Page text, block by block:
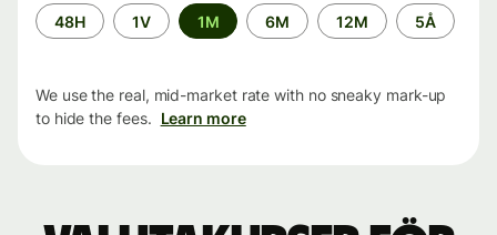
Time
period
48H 1V 1M 6M 12M 5Å
We use the real, mid-market rate with no sneaky mark-up
to hide the fees. Learn more